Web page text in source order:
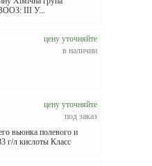
ВООЗ: III У...
цену уточняйте
в наличии
цену уточняйте
под заказ
вьюнка полевого и
г/л кислоты Класс